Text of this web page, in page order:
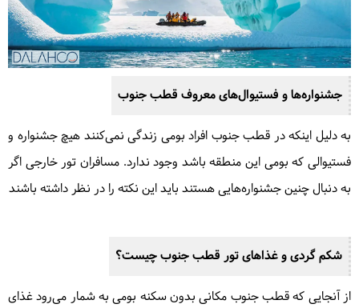
جشنواره‌ها و فستیوال‌های معروف قطب جنوب
به دلیل اینکه در قطب جنوب افراد بومی زندگی نمی‌کنند هیچ جشنواره و
فستیوالی که بومی این منطقه باشد وجود ندارد. مسافران تور خارجی اگر
به دنبال چنین جشنواره‌هایی هستند باید این نکته را در نظر داشته باشند
شکم گردی و غذاهای تور قطب جنوب چیست؟
از آنجایی که قطب جنوب مکانی بدون سکنه بومی به شمار می‌رود غذای